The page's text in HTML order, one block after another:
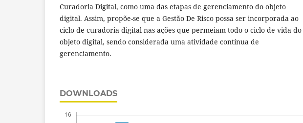
Curadoria Digital, como uma das etapas de gerenciamento do objeto
digital. Assim, propõe-se que a Gestão De Risco possa ser incorporada ao
ciclo de curadoria digital nas ações que permeiam todo o ciclo de vida do
objeto digital, sendo considerada uma atividade contínua de
gerenciamento.
DOWNLOADS